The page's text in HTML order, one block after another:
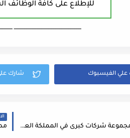
للإطلاع على كافة الوظائف
ـــــــــــــــــــــــــــــــــــــــــــــــــــــــــــــــــــ
مطلوب للعمل لدى مجموعة شركات كبرى في المملكة العربية السعودية مايلي : 1- مشرف لحام (Supervisor Welding) 2- لحام 6G (Welder - 6G) 3- مشغل آلات ( Machine Operators ) 4- مصنع ولحام انابيب ( Welding & Fabrication )